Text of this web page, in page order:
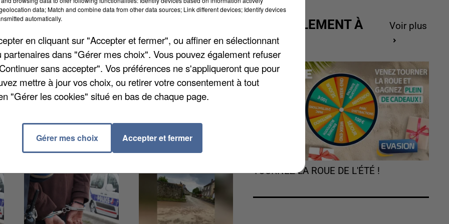
et peut concerner des fruits, légumes ou des
11.427 hectares de surfaces bio en Essonne, soit
162 fermes étaient engagées sur le label, soit
que le mode de production et de
de l'environnement et de la protection du
bien-être animal ».
ACTUELLEMENT À
GAGNER
Voir plus
TOURNEZ LA ROUE DE L'ÉTÉ !
data; Match and combine data from other data sources; Link different devices; Identify devices
automatically.
en cliquant sur "Accepter et fermer", ou affiner en sélectionnant
partenaires dans "Gérer mes choix". Vous pouvez également refuser
sans accepter". Vos préférences ne s'appliqueront que pour
mettre à jour vos choix, ou retirer votre consentement à tout
"Gérer les cookies" situé en bas de chaque page.
Gérer mes choix Accepter et fermer